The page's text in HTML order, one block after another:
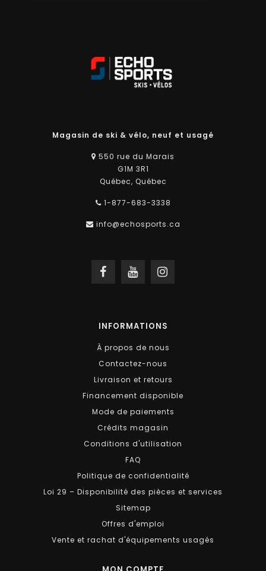
Magasin de ski & vélo, neuf et usagé
550 rue du Marais
G1M 3R1
Québec, Québec
1-877-683-3338
info@echosports.ca
INFORMATIONS
À propos de nous
Contactez-nous
Livraison et retours
Financement disponible
Mode de paiements
Crédits magasin
Conditions d'utilisation
FAQ
Politique de confidentialité
Loi 29 – Disponibilité des pièces et services
Sitemap
Offres d'emploi
Vente et rachat d'équipements usagés